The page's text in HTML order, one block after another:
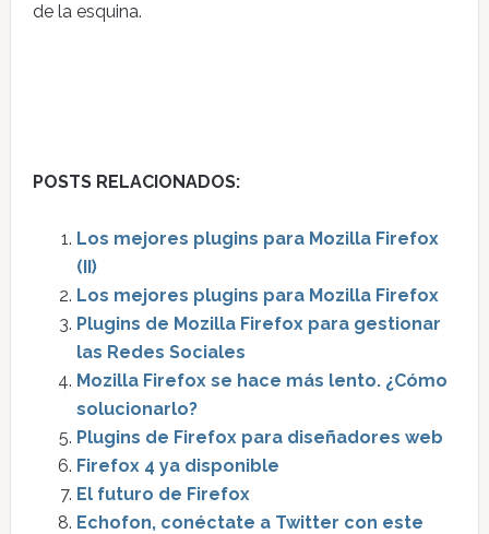
de la esquina.
POSTS RELACIONADOS:
Los mejores plugins para Mozilla Firefox
(II)
Los mejores plugins para Mozilla Firefox
Plugins de Mozilla Firefox para gestionar
las Redes Sociales
Mozilla Firefox se hace más lento. ¿Cómo
solucionarlo?
Plugins de Firefox para diseñadores web
Firefox 4 ya disponible
El futuro de Firefox
Echofon, conéctate a Twitter con este